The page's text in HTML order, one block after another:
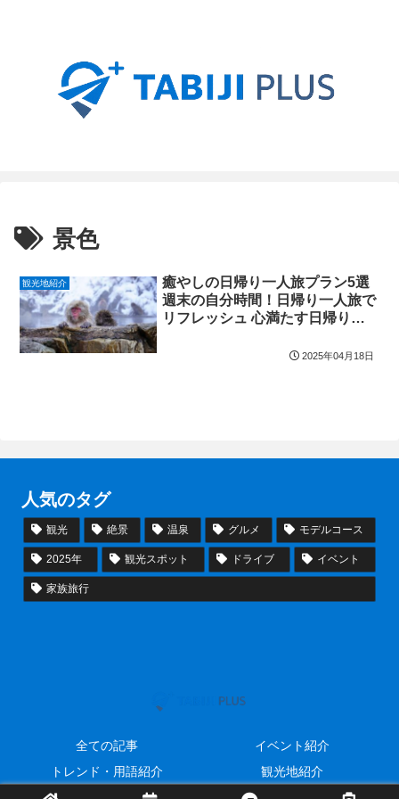
景色
観光地紹介
癒やしの日帰り一人旅プラン5選
週末の自分時間！日帰り一人旅で
リフレッシュ 心満たす日帰り一
2025年04月18日
人気のタグ
観光 絶景 温泉 グルメ モデルコース
2025年 観光スポット ドライブ イベント
家族旅行
全ての記事
イベント紹介
トレンド・用語紹介
観光地紹介